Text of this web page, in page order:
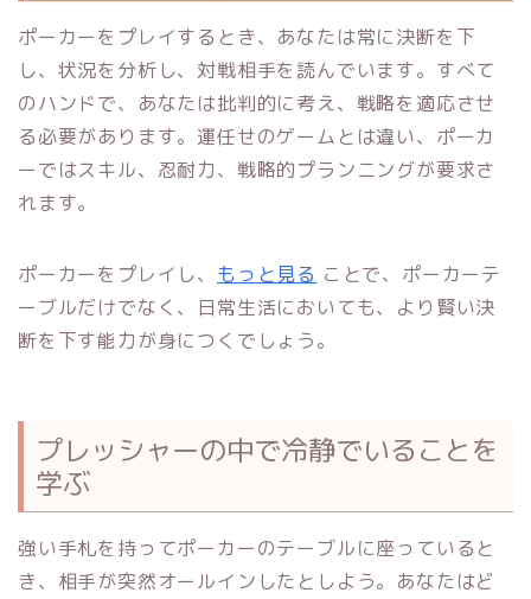
ポーカーをプレイするとき、あなたは常に決断を下
し、状況を分析し、対戦相手を読んでいます。すべて
のハンドで、あなたは批判的に考え、戦略を適応させ
る必要があります。運任せのゲームとは違い、ポーカ
ーではスキル、忍耐力、戦略的プランニングが要求さ
れます。
ポーカーをプレイし、 もっと見る ことで、ポーカーテ
ーブルだけでなく、日常生活においても、より賢い決
断を下す能力が身につくでしょう。
プレッシャーの中で冷静でいることを
学ぶ
強い手札を持ってポーカーのテーブルに座っていると
き、相手が突然オールインしたとしよう。あなたはど